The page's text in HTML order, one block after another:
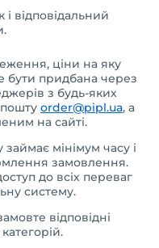
відповідальний
ціни на яку
бути придбана через
з будь-яких
order@pipl.ua, а
на сайті.
мінімум часу і
замовлення.
до всіх переваг
систему.
відповідні